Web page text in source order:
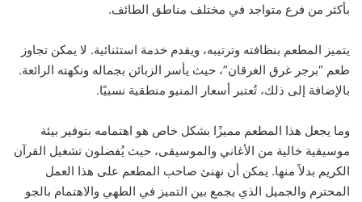
بأكثر من فرع متواجد في مختلف مناطق الطائف.
يتميز المطعم بنظافته وترتيبه، ويقدم خدمة استثنائية. لا يمكن تجاوز
طعم “برجر غرق الغرقان”، حيث يأسر الزبائن بجماله ونكهته الرائعة.
بالإضافة إلى ذلك، تُعتبر أسعار المنيو منطقية نسبيًا.
وما يجعل هذا المطعم مميزًا بشكل خاص هو اهتمامه بتوفير بيئة
موسيقية خالية من الأغاني والموسيقى، حيث يُفضلون تشغيل القرآن
الكريم بدلاً منها. يمكن أن نهنئ صاحب المطعم على هذا العمل
المحترم والجميل الذي يجمع بين التميز في الطهي والاهتمام بالجو